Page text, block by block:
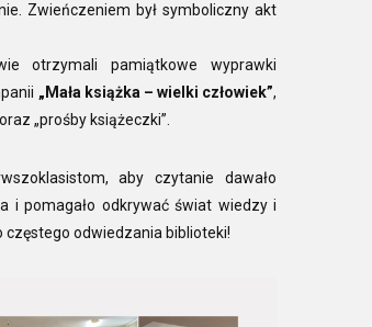
Zwieńczeniem był symboliczny akt
otrzymali pamiątkowe wyprawki
„Mała książka – wielki człowiek”,
„prośby książeczki”.
aby czytanie dawało
i pomagało odkrywać świat wiedzy i
odwiedzania biblioteki!